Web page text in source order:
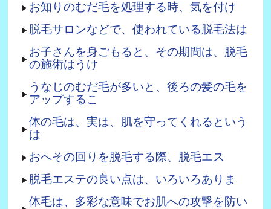
お知りのむだ毛を処理する時、気を付け
脱毛サロンなどで、使われている脱毛法は
お子さんを身ごもると、その期間は、脱毛
の施術はうけ
うなじのむだ毛が多いと、後ろの髪の毛を
アップするこ
体の毛は、実は、肌を守ってくれるという
は
おへその回りを脱毛する際、脱毛エス
脱毛エステの良い点は、いろいろありま
体毛は、多彩な意味でお肌への攻撃を防い